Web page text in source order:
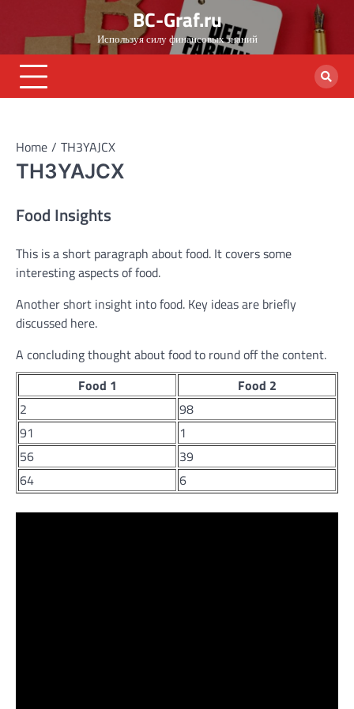
content
BC-Graf.ru
Используя силу финансовых знаний
Home TH3YAJCX
TH3YAJCX
Food Insights
This is a short paragraph about food. It covers some
interesting aspects of food.
Another short insight into food. Key ideas are briefly
discussed here.
A concluding thought about food to round off the content.
Food 1
Food 2
2
98
91
1
56
39
64
6